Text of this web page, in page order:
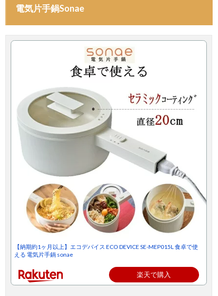
電気片手鍋Sonae
【納期約1ヶ月以上】エコデバイス ECO DEVICE SE-MEP015L 食卓で使
える 電気片手鍋 sonae
楽天で購入